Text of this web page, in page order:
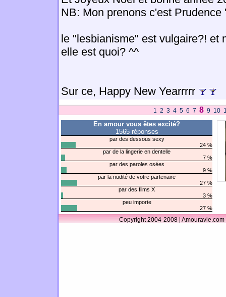
NB: Mon prenons c'est Prudence
le "lesbianisme" est vulgaire?! et
elle est quoi? ^^
Sur ce, Happy New Yearrrrr
1 2 3 4 5 6 7 8 9 10
En amour vous êtes excité?
1565 réponses
par des dessous sexy
24 %
par de la lingerie en dentelle
7 %
par des paroles osées
9 %
par la nudité de votre partenaire
27 %
par des films X
3 %
peu importe
27 %
Copyright 2004-2008 |